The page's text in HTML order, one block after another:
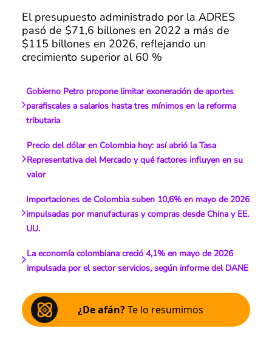
El presupuesto administrado por la ADRES
pasó de $71,6 billones en 2022 a más de
$115 billones en 2026, reflejando un
crecimiento superior al 60 %
Gobierno Petro propone limitar exoneración de aportes
parafiscales a salarios hasta tres mínimos en la reforma
tributaria
Precio del dólar en Colombia hoy: así abrió la Tasa
Representativa del Mercado y qué factores influyen en su
valor
Importaciones de Colombia suben 10,6% en mayo de 2026
impulsadas por manufacturas y compras desde China y EE.
UU.
La economía colombiana creció 4,1% en mayo de 2026
impulsada por el sector servicios, según informe del DANE
¿De afán?Te lo resumimos